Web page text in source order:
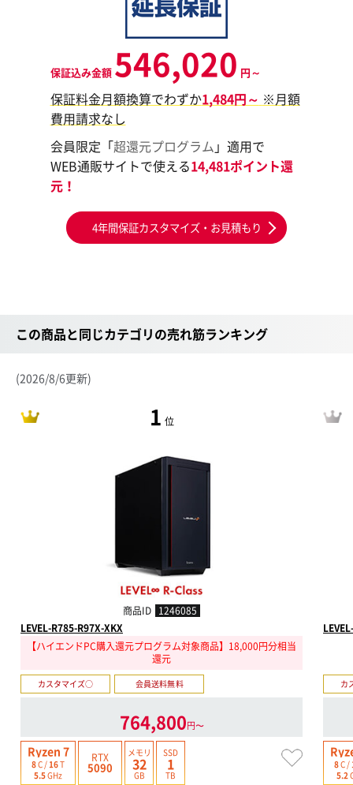
保証込み金額 546,020 円～
保証料金月額換算でわずか1,484円～ ※月額
費用請求なし
会員限定「超還元プログラム 」適用で
WEB通販サイトで使える14,481ポイント還
元！
4年間保証カスタマイズ・お見積もり
この商品と同じカテゴリの売れ筋ランキング
(2026/8/6更新)
1 位
商品ID 1246085
LEVEL-R785-R97X-XKX
【ハイエンドPC購入還元プログラム対象商品】18,000円分相当
還元
カスタマイズ○ 会員送料無料
764,800円〜
Ryzen 7
8C /16T
5.5GHz
RTX
5090
メモリ
32
GB
SSD
1
TB
カ
8C /
5.2